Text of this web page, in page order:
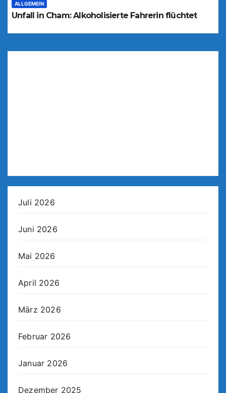
ALLGEMEIN
Unfall in Cham: Alkoholisierte Fahrerin flüchtet
Juli 2026
Juni 2026
Mai 2026
April 2026
März 2026
Februar 2026
Januar 2026
Dezember 2025